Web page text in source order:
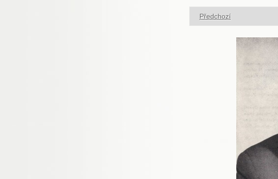
Předchozí